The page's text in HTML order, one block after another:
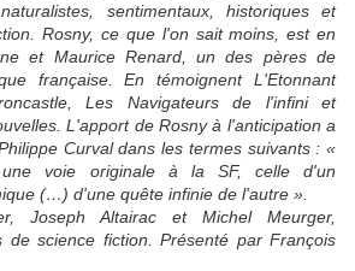
sentimentaux, historiques et
Rosny, ce que l'on sait moins, est en
et Maurice Renard, un des pères de
française. En témoignent L'Etonnant
Les Navigateurs de l'infini et
L'apport de Rosny à l'anticipation a
Curval dans les termes suivants : «
voie originale à la SF, celle d'un
(…) d'une quête infinie de l'autre ».
Joseph Altairac et Michel Meurger,
de science fiction. Présenté par François